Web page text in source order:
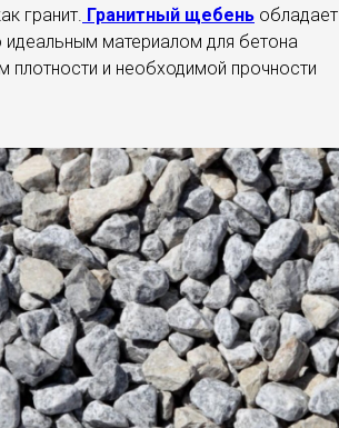
гранит. Гранитный щебень обладает
материалом для бетона
и необходимой прочности